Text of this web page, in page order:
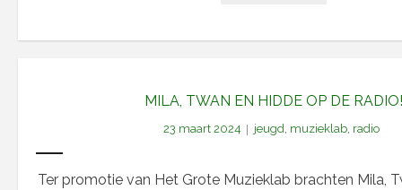
MILA, TWAN EN HIDDE OP DE RADIO!
23 maart 2024 jeugd, muzieklab, radio
Ter promotie van Het Grote Muzieklab brachten Mila,